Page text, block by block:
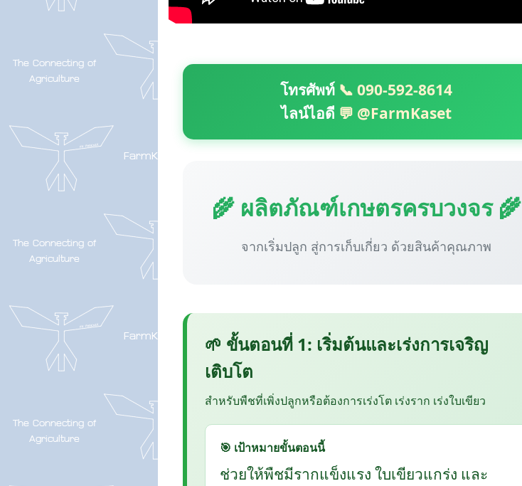
โทรศัพท์ 📞 090-592-8614
ไลน์ไอดี 💬 @FarmKaset
🌾 ผลิตภัณฑ์เกษตรครบวงจร 🌾
จากเริ่มปลูก สู่การเก็บเกี่ยว ด้วยสินค้าคุณภาพ
🌱 ขั้นตอนที่ 1: เริ่มต้นและเร่งการเจริญ
เติบโต
สำหรับพืชที่เพิ่งปลูกหรือต้องการเร่งโต เร่งราก เร่งใบเขียว
🎯 เป้าหมายขั้นตอนนี้
ช่วยให้พืชมีรากแข็งแรง ใบเขียวแกร่ง และ